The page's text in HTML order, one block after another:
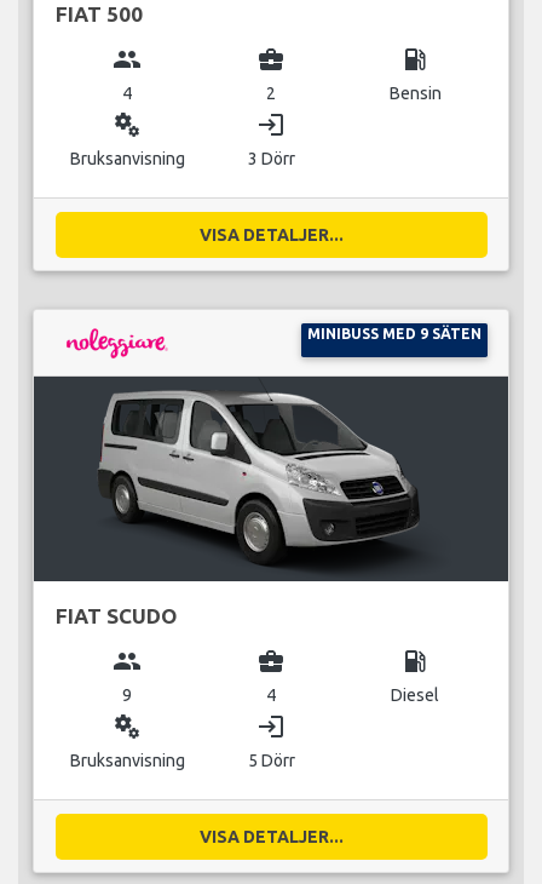
FIAT 500
group
4
business_center
2
local_gas_station
Bensin
miscellaneous_services
Bruksanvisning
login
3 Dörr
VISA DETALJER...
MINIBUSS MED 9 SÄTEN
FIAT SCUDO
group
9
business_center
4
local_gas_station
Diesel
miscellaneous_services
Bruksanvisning
login
5 Dörr
VISA DETALJER...